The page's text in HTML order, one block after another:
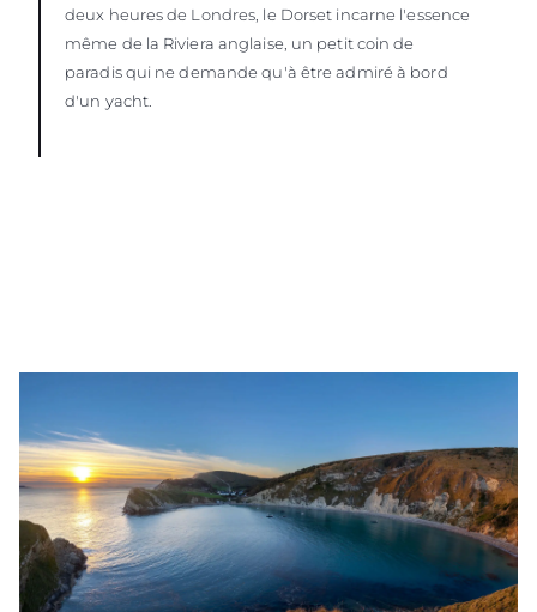
deux heures de Londres, le Dorset incarne l'essence
même de la Riviera anglaise, un petit coin de
paradis qui ne demande qu'à être admiré à bord
d'un yacht.